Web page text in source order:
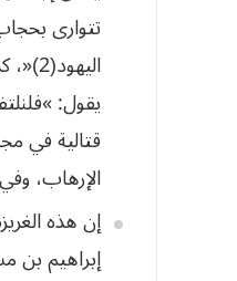
تتوارى
يقول:
قتاليةفي
الإرهاب، وفي
إنهذه
إبراهيمبن